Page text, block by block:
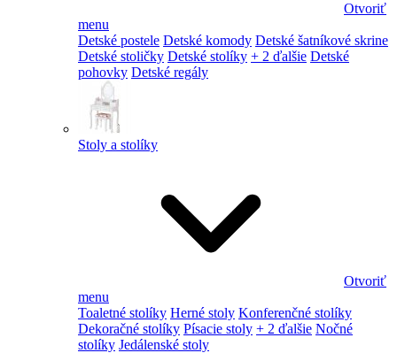
Otvoriť
menu
Detské postele Detské komody Detské šatníkové skrine
Detské stoličky Detské stolíky + 2 ďalšie Detské
pohovky Detské regály
Stoly a stolíky
Otvoriť
menu
Toaletné stolíky Herné stoly Konferenčné stolíky
Dekoračné stolíky Písacie stoly + 2 ďalšie Nočné
stolíky Jedálenské stoly